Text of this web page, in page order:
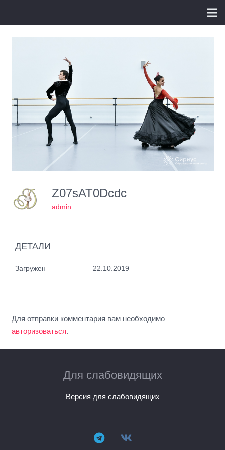
Z07sAT0Dcdc
admin
ДЕТАЛИ
Загружен 22.10.2019
Для отправки комментария вам необходимо
авторизоваться.
Для слабовидящих
Версия для слабовидящих